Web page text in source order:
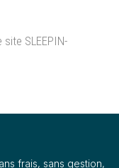
SLEEPIN-
frais, sans gestion,